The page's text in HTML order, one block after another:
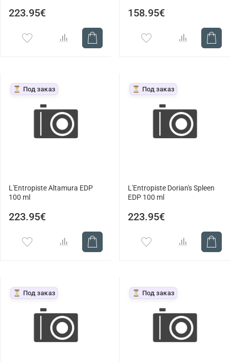
223.95€ 158.95€
⏳ Под заказ
L'Entropiste Altamura EDP
100 ml
223.95€
⏳ Под заказ
L'Entropiste Dorian's Spleen
EDP 100 ml
223.95€
⏳ Под заказ ⏳ Под заказ